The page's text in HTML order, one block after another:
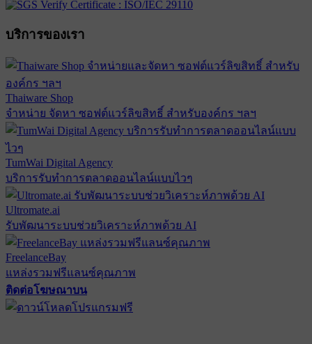
บริการของเรา
Thaiware Shop
จำหน่าย จัดหา ซอฟต์แวร์ลิขสิทธิ์ สำหรับองค์กร ฯลฯ
TumWai Digital Agency
บริการรับทำการตลาดออนไลน์แบบไวๆ
Ultromate.ai
รับพัฒนาระบบช่วยวิเคราะห์ภาพด้วย AI
FreelanceBay
แหล่งรวมฟรีแลนซ์คุณภาพ
ติดต่อโฆษณาบน